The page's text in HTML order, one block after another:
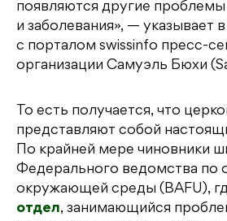
появляются другие проблемы
и заболевания», — указывает
с порталом swissinfo пресс-
организации Самуэль Бюхи
То есть получается, что
представляют собой
По крайней мере чиновники
Федерального ведомства по
окружающей среды (BAFU),
отдел, занимающийся